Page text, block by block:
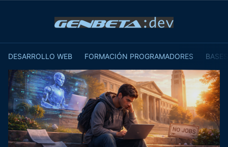
DESARROLLO WEB FORMACIÓN PROGRAMADORES